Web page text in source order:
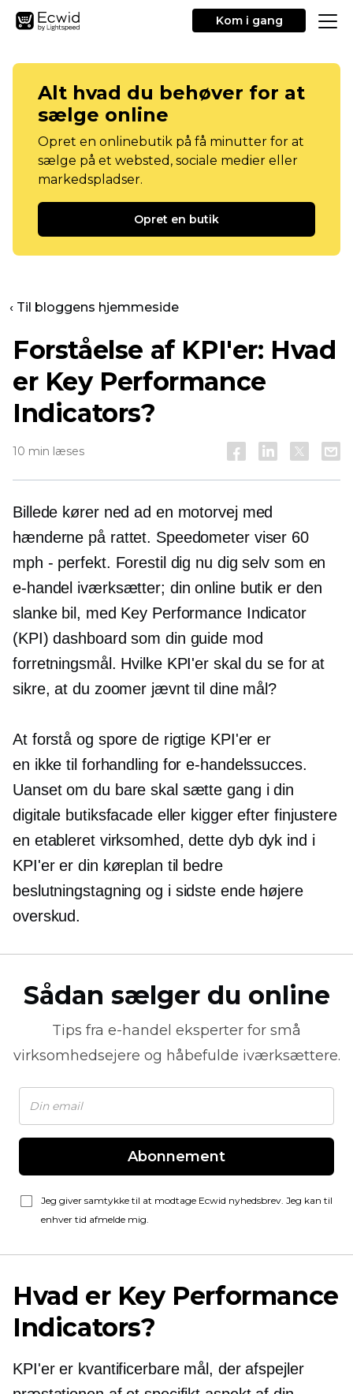
Kom i gang
Alt hvad du behøver for at
sælge online
Opret en onlinebutik på få minutter for at
sælge på et websted, sociale medier eller
markedspladser.
Opret en butik
‹ Til bloggens hjemmeside
Forståelse af KPI'er: Hvad
er Key Performance
Indicators?
10 min læses
Billede kører ned ad en motorvej med
hænderne på rattet. Speedometer viser 60
mph - perfekt. Forestil dig nu dig selv som en
e-handel iværksætter; din online butik er den
slanke bil, med Key Performance Indicator
(KPI) dashboard som din guide mod
forretningsmål. Hvilke KPI'er skal du se for at
sikre, at du zoomer jævnt til dine mål?
At forstå og spore de rigtige KPI'er er
en ikke til forhandling for e-handelssucces.
Uanset om du bare skal sætte gang i din
digitale butiksfacade eller kigger efter finjustere
en etableret virksomhed, dette dyb dyk ind i
KPI'er er din køreplan til bedre
beslutningstagning og i sidste ende højere
overskud.
Sådan sælger du online
Tips fra e-handel eksperter for små
virksomhedsejere og håbefulde iværksættere.
Abonnement
Jeg giver samtykke til at modtage Ecwid nyhedsbrev. Jeg kan til
enhver tid afmelde mig.
Hvad er Key Performance
Indicators?
KPI'er er kvantificerbare mål, der afspejler